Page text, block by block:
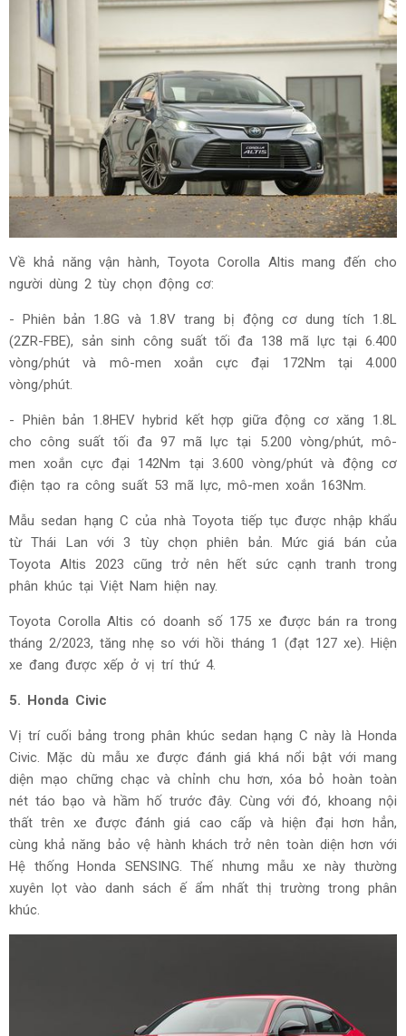
Về khả năng vận hành, Toyota Corolla Altis mang đến cho
người dùng 2 tùy chọn động cơ:
- Phiên bản 1.8G và 1.8V trang bị động cơ dung tích 1.8L
(2ZR-FBE), sản sinh công suất tối đa 138 mã lực tại 6.400
vòng/phút và mô-men xoắn cực đại 172Nm tại 4.000
vòng/phút.
- Phiên bản 1.8HEV hybrid kết hợp giữa động cơ xăng 1.8L
cho công suất tối đa 97 mã lực tại 5.200 vòng/phút, mô-
men xoắn cực đại 142Nm tại 3.600 vòng/phút và động cơ
điện tạo ra công suất 53 mã lực, mô-men xoắn 163Nm.
Mẫu sedan hạng C của nhà Toyota tiếp tục được nhập khẩu
từ Thái Lan với 3 tùy chọn phiên bản. Mức giá bán của
Toyota Altis 2023 cũng trở nên hết sức cạnh tranh trong
phân khúc tại Việt Nam hiện nay.
Toyota Corolla Altis có doanh số 175 xe được bán ra trong
tháng 2/2023, tăng nhẹ so với hồi tháng 1 (đạt 127 xe). Hiện
xe đang được xếp ở vị trí thứ 4.
5. Honda Civic
Vị trí cuối bảng trong phân khúc sedan hạng C này là Honda
Civic. Mặc dù mẫu xe được đánh giá khá nổi bật với mang
diện mạo chững chạc và chỉnh chu hơn, xóa bỏ hoàn toàn
nét táo bạo và hầm hố trước đây. Cùng với đó, khoang nội
thất trên xe được đánh giá cao cấp và hiện đại hơn hẳn,
cùng khả năng bảo vệ hành khách trở nên toàn diện hơn với
Hệ thống Honda SENSING. Thế nhưng mẫu xe này thường
xuyên lọt vào danh sách ế ẩm nhất thị trường trong phân
khúc.